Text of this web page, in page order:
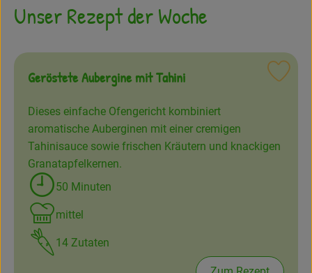
Über uns
Unser Rezept der Woche
Geröstete Aubergine mit Tahini
Dieses einfache Ofengericht kombiniert
aromatische Auberginen mit einer cremigen
Tahinisauce sowie frischen Kräutern und knackigen
Granatapfelkernen.
Zubreitungszeit:
50 Minuten
Schwierigkeit:
mittel
14 Zutaten